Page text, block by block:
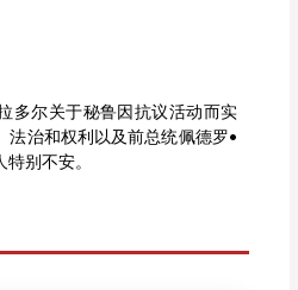
多尔关于秘鲁因抗议活动而实
法治和权利以及前总统佩德罗•
别不安。